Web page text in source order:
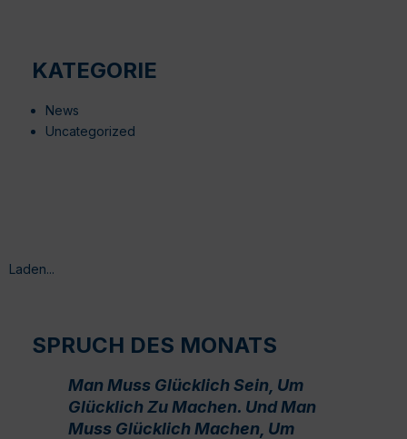
KATEGORIE
News
Uncategorized
Laden...
SPRUCH DES MONATS
Man Muss Glücklich Sein, Um
Glücklich Zu Machen. Und Man
Muss Glücklich Machen, Um